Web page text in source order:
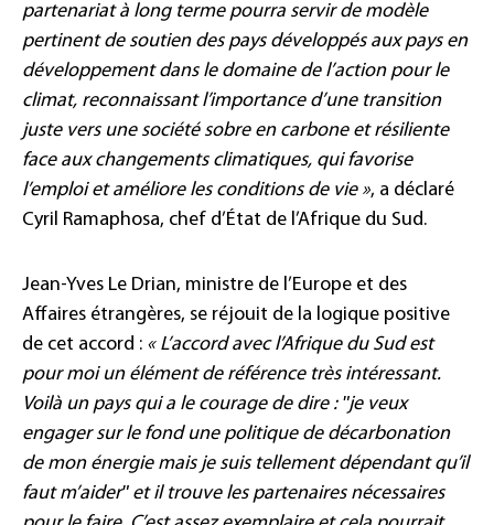
partenariat à long terme pourra servir de modèle
pertinent de soutien des pays développés aux pays en
développement dans le domaine de l’action pour le
climat, reconnaissant l’importance d’une transition
juste vers une société sobre en carbone et résiliente
face aux changements climatiques, qui favorise
l’emploi et améliore les conditions de vie », a déclaré
Cyril Ramaphosa, chef d’État de l’Afrique du Sud.
Jean-Yves Le Drian, ministre de l’Europe et des
Affaires étrangères, se réjouit de la logique positive
de cet accord : « L’accord avec l’Afrique du Sud est
pour moi un élément de référence très intéressant.
Voilà un pays qui a le courage de dire : ʺje veux
engager sur le fond une politique de décarbonation
de mon énergie mais je suis tellement dépendant qu’il
faut m’aiderʺ et il trouve les partenaires nécessaires